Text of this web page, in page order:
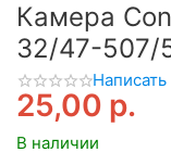
Камера
32/47-507/
Написать
25,00 р.
В наличии